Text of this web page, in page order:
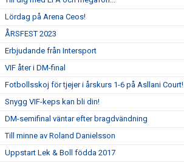
Lördag på Arena Ceos!
ÅRSFEST 2023
Erbjudande från Intersport
VIF åter i DM-final
Fotbollsskoj för tjejer i årskurs 1-6 på Asllani Court!
Snygg VIF-keps kan bli din!
DM-semifinal väntar efter bragdvändning
Till minne av Roland Danielsson
Uppstart Lek & Boll födda 2017